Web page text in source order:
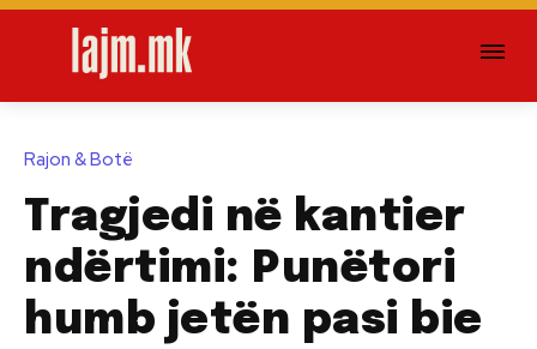
Rajon & Botë
Tragjedi në kantier
ndërtimi: Punëtori
humb jetën pasi bie